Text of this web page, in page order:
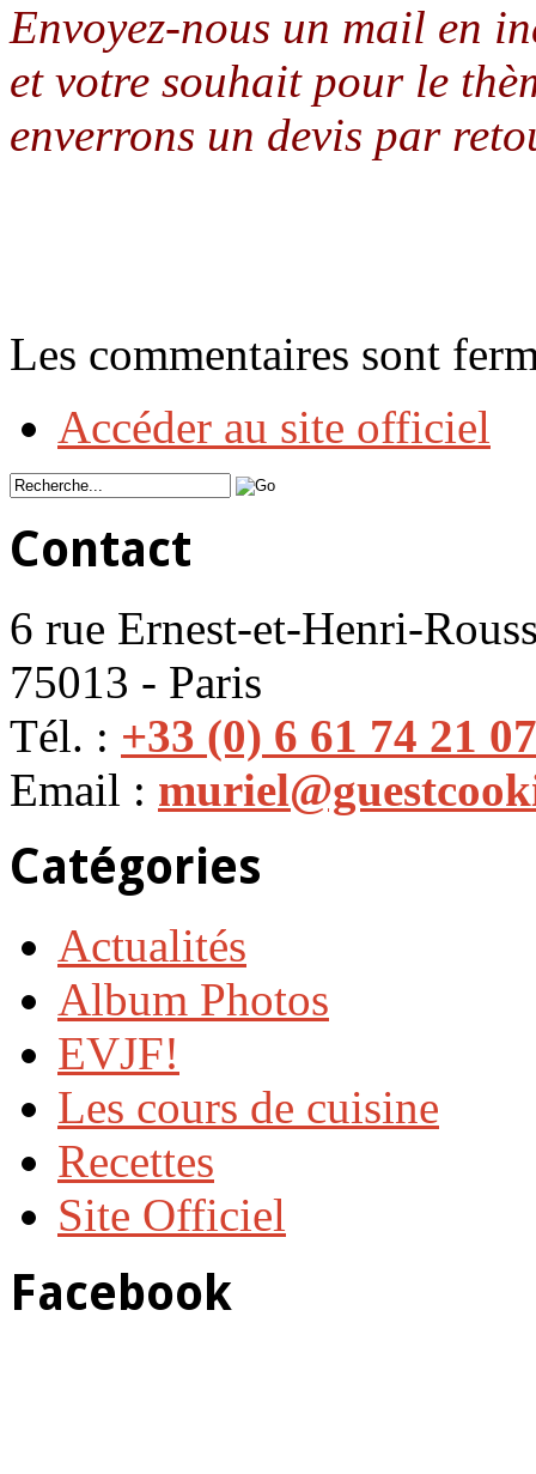
Envoyez-nous un mail en
et votre souhait pour le
enverrons un devis par
Les commentaires sont
Accéder au site officiel
Contact
6 rue Ernest-et-Henri-
75013 - Paris
Tél. : +33 (0) 6 61 74 21 07
Email :
Catégories
Actualités
Album Photos
EVJF!
Les cours de cuisine
Recettes
Site Officiel
Facebook